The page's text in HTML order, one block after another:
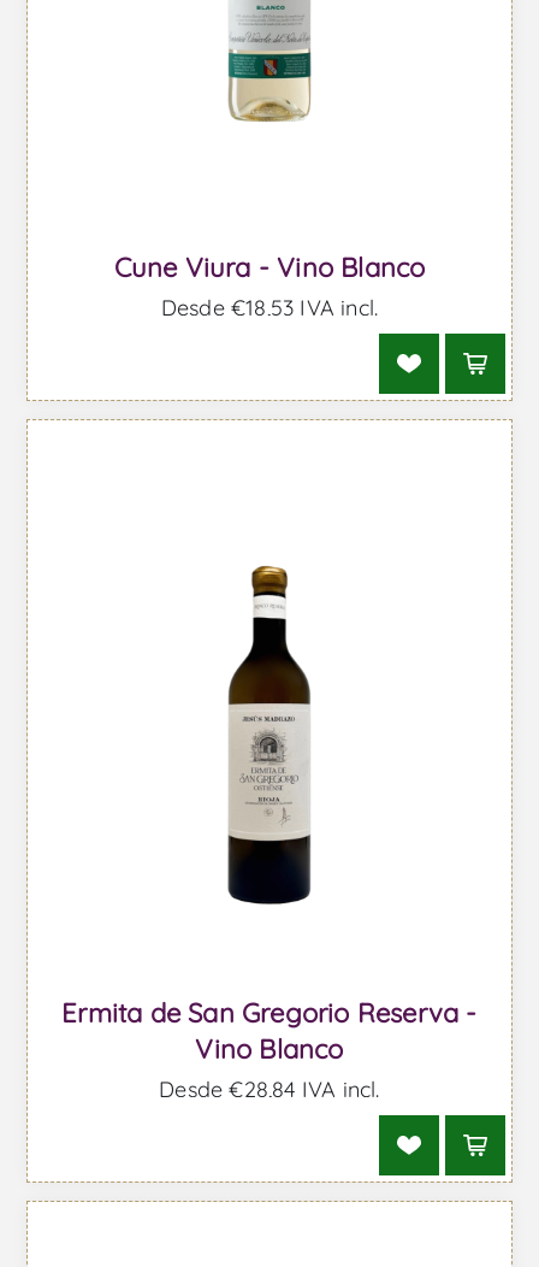
Cune Viura - Vino Blanco
Desde €18,53 IVA incl.
Ermita de San Gregorio Reserva -
Vino Blanco
Desde €28,84 IVA incl.